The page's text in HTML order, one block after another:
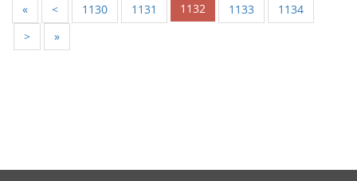
« < 1130 1131 1132 1133
1134
>
»